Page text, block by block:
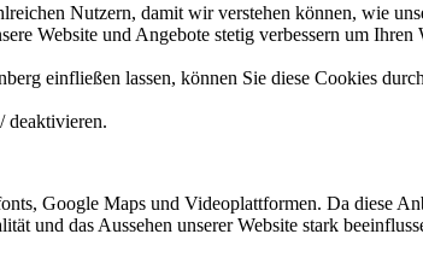
Nutzern, damit wir verstehen können, wie
Website und Angebote stetig verbessern um Ihren
einfließen lassen, können Sie diese Cookies
deaktivieren.
Google Maps und Videoplattformen. Da diese
und das Aussehen unserer Website stark